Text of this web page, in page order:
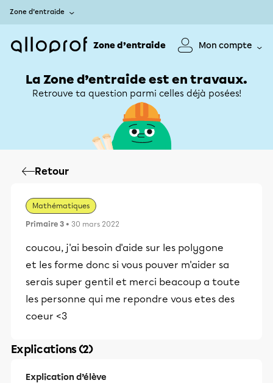
Zone d’entraide
Zone d’entraide Mon compte
La Zone d’entraide est en travaux.
Retrouve ta question parmi celles déjà posées!
Retour
Mathématiques
Primaire 3 • 30 mars 2022
coucou, j'ai besoin d'aide sur les polygone
et les forme donc si vous pouver m'aider sa
serais super gentil et merci beacoup a toute
les personne qui me repondre vous etes des
coeur <3
Explications (2)
Explication d’élève